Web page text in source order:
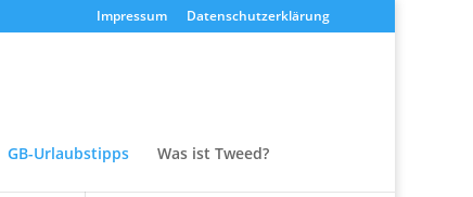
Impressum Datenschutzerklärung
GB-Urlaubstipps Was ist Tweed?